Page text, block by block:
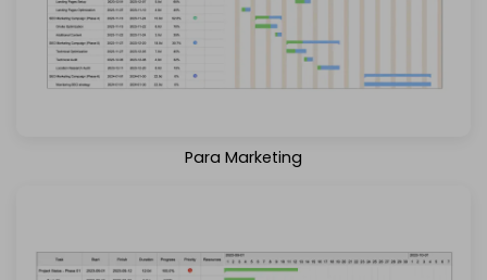
Descargar Saber más
Para Marketing